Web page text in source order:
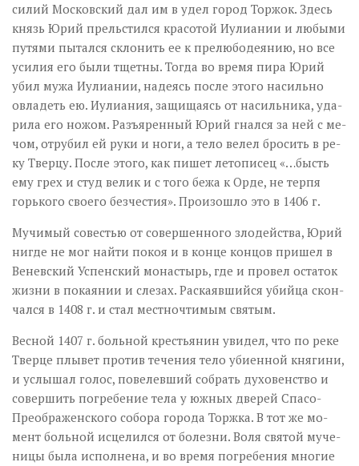
си­лий Мос­ков­ский дал им в удел го­род Тор­жок. Здесь
князь Юрий пре­льстил­ся кра­со­той Иули­а­нии и лю­бы­ми
пу­тя­ми пы­тал­ся скло­нить ее к пре­лю­бо­де­я­нию, но все
уси­лия его бы­ли тщет­ны. То­гда во вре­мя пи­ра Юрий
убил му­жа Иули­а­нии, на­де­ясь по­сле это­го на­силь­но
овла­деть ею. Иули­а­ния, за­щи­ща­ясь от на­силь­ни­ка, уда­
ри­ла его но­жом. Разъ­ярен­ный Юрий гнал­ся за ней с ме­
чом, от­ру­бил ей ру­ки и но­ги, а те­ло ве­лел бро­сить в ре­
ку Твер­цу. По­сле это­го, как пи­шет ле­то­пи­сец «…бысть
ему грех и студ ве­лик и с то­го бе­жа к Ор­де, не тер­пя
горь­ко­го сво­е­го без­че­стия». Про­изо­шло это в 1406 г.
Му­чи­мый со­ве­стью от со­вер­шен­но­го зло­дей­ства, Юрий
ни­где не мог най­ти по­коя и в кон­це кон­цов при­шел в
Ве­нев­ский Успен­ский мо­на­стырь, где и про­вел оста­ток
жиз­ни в по­ка­я­нии и сле­зах. Рас­ка­яв­ший­ся убий­ца скон­
чал­ся в 1408 г. и стал мест­но­чти­мым свя­тым.
Вес­ной 1407 г. боль­ной кре­стья­нин уви­дел, что по ре­ке
Твер­це плы­вет про­тив те­че­ния те­ло уби­ен­ной кня­ги­ни,
и услы­шал го­лос, по­велев­ший со­брать ду­хо­вен­ство и
со­вер­шить по­гре­бе­ние те­ла у юж­ных две­рей Спа­со-
Пре­об­ра­жен­ско­го со­бо­ра го­ро­да Торж­ка. В тот же мо­
мент боль­ной ис­це­лил­ся от бо­лез­ни. Во­ля свя­той му­че­
ни­цы бы­ла ис­пол­не­на, и во вре­мя по­гре­бе­ния мно­гие